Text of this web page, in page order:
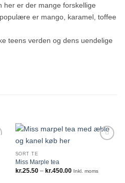
er der mange forskellige
er mango, karamel, toffee
teens verden og dens uendelige
SORT TE
Miss Marple tea
kr.25.50 – kr.450.00Prisinterval:
Inkl. moms